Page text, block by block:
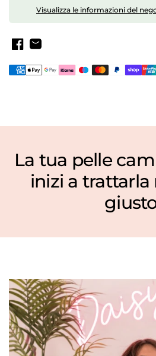
Visualizza le informazioni del
ABC+ Hand
€30,03€42,90
La tua pelle
inizi a